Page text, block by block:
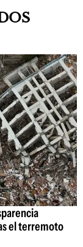
el terremoto